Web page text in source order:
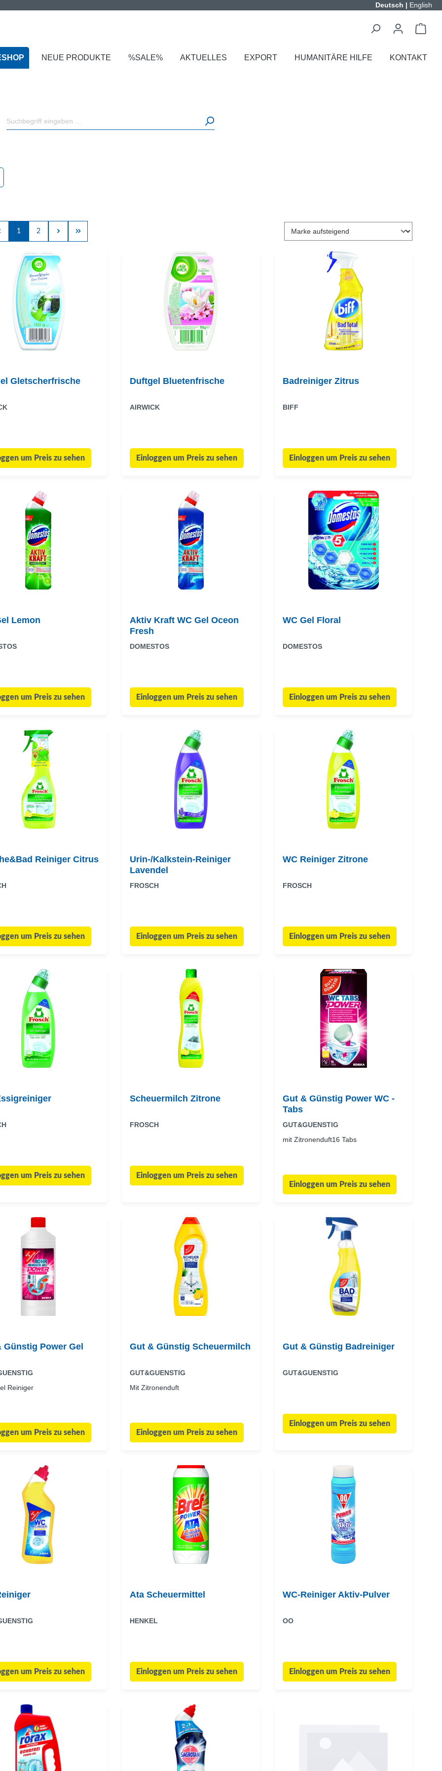
Deutsch | English
NEUE PRODUKTE %SALE% AKTUELLES EXPORT HUMANITÄRE HILFE KONTAKT
1 2
Gletscherfrische
um Preis zu sehen
Duftgel Bluetenfrische
AIRWICK
Einloggen um Preis zu sehen
Badreiniger Zitrus
BIFF
Einloggen um Preis zu sehen
Lemon
um Preis zu sehen
Aktiv Kraft WC Gel Oceon
Fresh
DOMESTOS
Einloggen um Preis zu sehen
WC Gel Floral
DOMESTOS
Einloggen um Preis zu sehen
Reiniger Citrus
um Preis zu sehen
Urin-/Kalkstein-Reiniger
Lavendel
FROSCH
Einloggen um Preis zu sehen
WC Reiniger Zitrone
FROSCH
Einloggen um Preis zu sehen
um Preis zu sehen
Scheuermilch Zitrone
FROSCH
Einloggen um Preis zu sehen
Gut & Günstig Power WC -
Tabs
GUT&GUENSTIG
mit Zitronenduft16 Tabs
Einloggen um Preis zu sehen
Günstig Power Gel
Reiniger
um Preis zu sehen
Gut & Günstig Scheuermilch
GUT&GUENSTIG
Mit Zitronenduft
Einloggen um Preis zu sehen
Gut & Günstig Badreiniger
GUT&GUENSTIG
Einloggen um Preis zu sehen
um Preis zu sehen
Ata Scheuermittel
HENKEL
Einloggen um Preis zu sehen
WC-Reiniger Aktiv-Pulver
OO
Einloggen um Preis zu sehen